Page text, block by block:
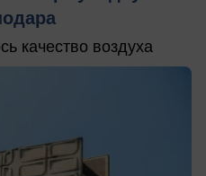
качество воздуха